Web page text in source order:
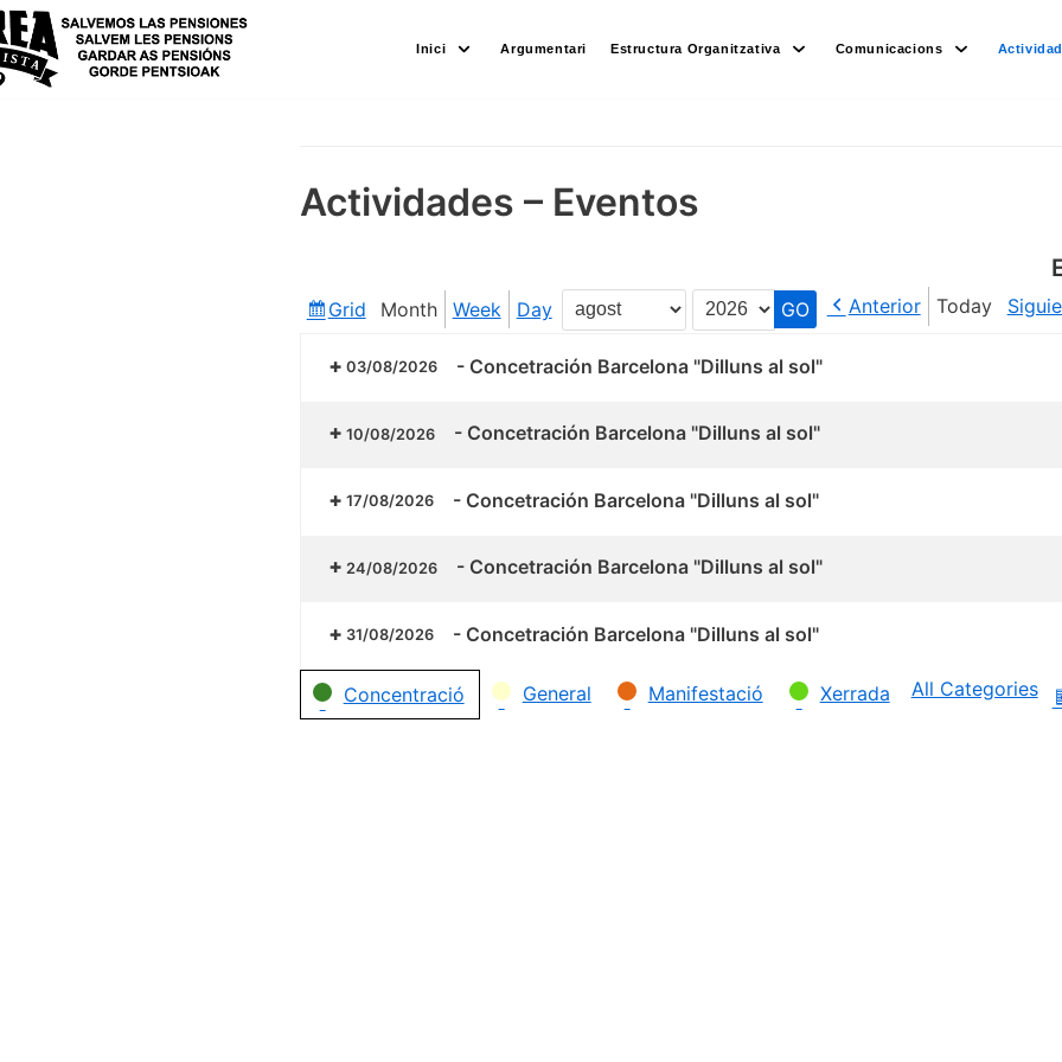
Skip
to
content
Inici Argumentari Estructura Organitzativa Comunicacions
Actividades – Eventos
View
Grid Month Week Day
Month
Year
Anterior Today
03/08/2026 - Concetración Barcelona "Dilluns al sol"
10/08/2026 - Concetración Barcelona "Dilluns al sol"
17/08/2026 - Concetración Barcelona "Dilluns al sol"
24/08/2026 - Concetración Barcelona "Dilluns al sol"
31/08/2026 - Concetración Barcelona "Dilluns al sol"
Categories
Concentració General Manifestació Xerrada All Categories